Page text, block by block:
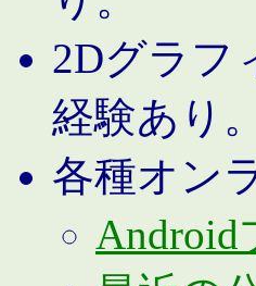
2Dグラフ
経験あり。
各種オン
Android